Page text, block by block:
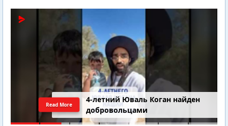
4-летний Юваль Коган найден
добровольцами
Read More